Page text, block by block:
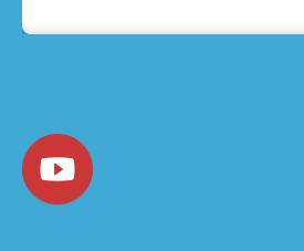
Všechny kroužky jsme opět
03. 01. 2024
Vánoční přestávka 15.12.2023 -